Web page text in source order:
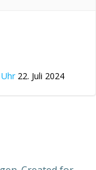
22. Juli 2024